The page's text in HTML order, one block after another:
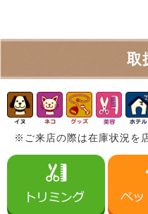
取
※ご来店の際は在庫状況を